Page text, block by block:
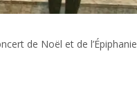
de Noël et de l’Épiphanie